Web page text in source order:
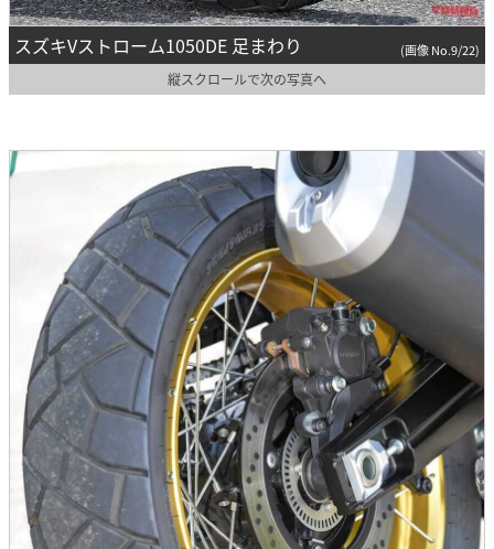
スズキVストローム1050DE 足まわり (画像 No.9/22)
縦スクロールで次の写真へ